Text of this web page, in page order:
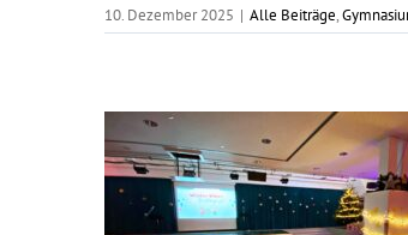
10. Dezember 2025 | Alle Beiträge,